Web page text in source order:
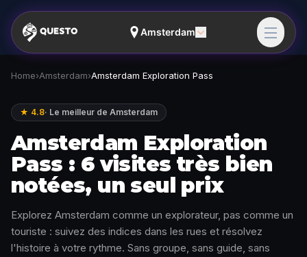
Amsterdam
Home›Amsterdam›Amsterdam Exploration Pass
★ 4.8· Le meilleur de Amsterdam
Amsterdam Exploration
Pass : 6 visites très bien
notées, un seul prix
Explorez Amsterdam comme un explorateur, pas comme un
touriste : suivez des indices dans les rues et résolvez
l'histoire à votre rythme. Sans groupe, sans guide, sans